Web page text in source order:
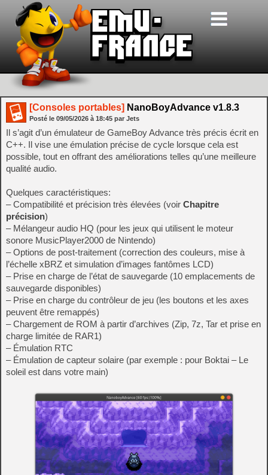
[Consoles portables] NanoBoyAdvance v1.8.3
Posté le 09/05/2026 à 18:45 par Jets
Il s’agit d’un émulateur de GameBoy Advance très précis écrit en
C++. Il vise une émulation précise de cycle lorsque cela est
possible, tout en offrant des améliorations telles qu’une meilleure
qualité audio.
Quelques caractéristiques:
– Compatibilité et précision très élevées (voir Chapitre
précision)
– Mélangeur audio HQ (pour les jeux qui utilisent le moteur
sonore MusicPlayer2000 de Nintendo)
– Options de post-traitement (correction des couleurs, mise à
l’échelle xBRZ et simulation d’images fantômes LCD)
– Prise en charge de l’état de sauvegarde (10 emplacements de
sauvegarde disponibles)
– Prise en charge du contrôleur de jeu (les boutons et les axes
peuvent être remappés)
– Chargement de ROM à partir d’archives (Zip, 7z, Tar et prise en
charge limitée de RAR1)
– Émulation RTC
– Émulation de capteur solaire (par exemple : pour Boktai – Le
soleil est dans votre main)